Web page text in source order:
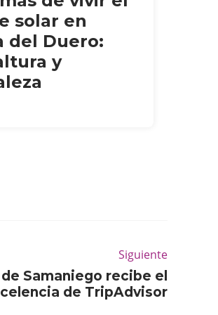
solar en
del Duero:
y
Siguiente
Samaniego recibe el
de TripAdvisor